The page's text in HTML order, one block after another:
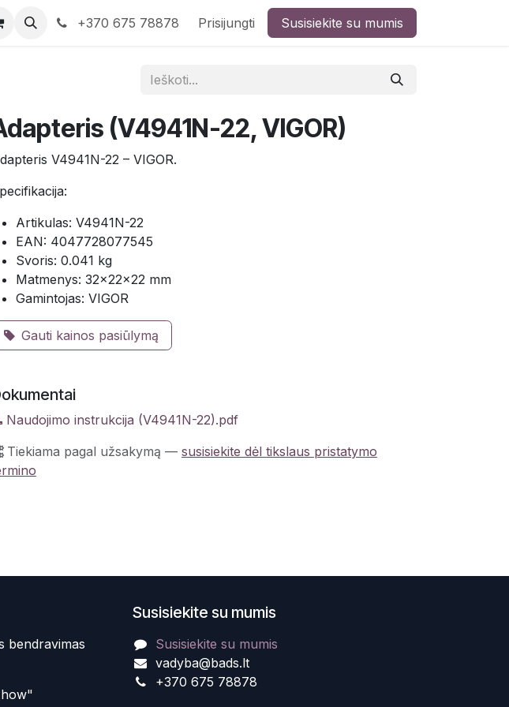
+370 675 78878 Prisijungti Susisiekite su mumis
(V4941N-22, VIGOR)
V4941N-22 – VIGOR.
Artikulas: V4941N-22
EAN: 4047728077545
Svoris: 0.041 kg
Matmenys: 32×22×22 mm
Gamintojas: VIGOR
Gauti kainos pasiūlymą
Naudojimo instrukcija (V4941N-22).pdf
Tiekiama pagal užsakymą — susisiekite dėl tikslaus pristatymo
Susisiekite su mumis
Susisiekite su mumis
vadyba@bads.lt
+370 675 78878
bendravimas